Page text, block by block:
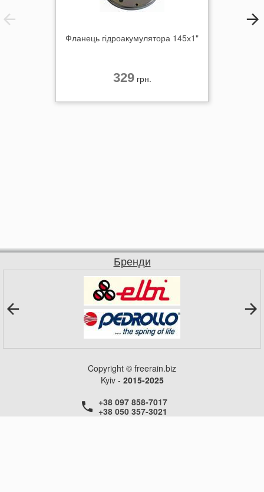
Фланець гідроакумулятора 145х1"
329грн.
Бренди
Copyright © freerain.biz
Kyiv - 2015-2025
+38 097 858-7017
+38 050 357-3021